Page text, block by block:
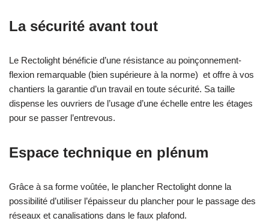
La sécurité avant tout
Le Rectolight bénéficie d’une résistance au poinçonnement-
flexion remarquable (bien supérieure à la norme) et offre à vos
chantiers la garantie d’un travail en toute sécurité. Sa taille
dispense les ouvriers de l’usage d’une échelle entre les étages
pour se passer l’entrevous.
Espace technique en plénum
Grâce à sa forme voûtée, le plancher Rectolight donne la
possibilité d’utiliser l’épaisseur du plancher pour le passage des
réseaux et canalisations dans le faux plafond.